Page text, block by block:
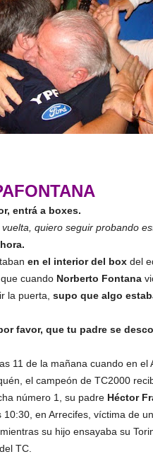
entrá a boxes.
quiero seguir probando
en el interior del box del
que cuando Norberto Fontana
la puerta, supo que algo
favor, que tu padre se
11 de la mañana cuando en el
el campeón de TC2000
número 1, su padre Héctor
10:30, en Arrecifes, víctima de
su hijo ensayaba su
TC.